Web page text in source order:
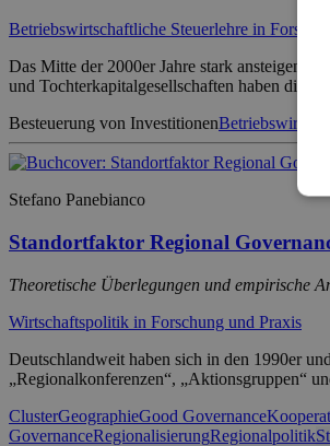
Betriebswirtschaftliche Steuerlehre in
Das Mitte der 2000er Jahre stark
und Tochterkapitalgesellschaften haben
Besteuerung von Investitionen
Stefano Panebianco
Standortfaktor Regional
Theoretische Überlegungen und empirische
Wirtschaftspolitik in Forschung und Praxis
Deutschlandweit haben sich in den 1990er
„Regionalkonferenzen“, „Aktionsgruppen“
ClusterGeographieGood Governance
GovernanceRegionalisierungRegionalpolitik